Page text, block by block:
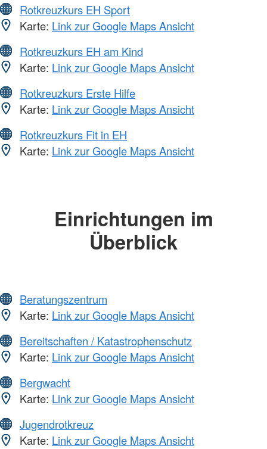
Rotkreuzkurs EH Sport
Karte: Link zur Google Maps Ansicht
Rotkreuzkurs EH am Kind
Karte: Link zur Google Maps Ansicht
Rotkreuzkurs Erste Hilfe
Karte: Link zur Google Maps Ansicht
Rotkreuzkurs Fit in EH
Karte: Link zur Google Maps Ansicht
Einrichtungen im
Überblick
Beratungszentrum
Karte: Link zur Google Maps Ansicht
Bereitschaften / Katastrophenschutz
Karte: Link zur Google Maps Ansicht
Bergwacht
Karte: Link zur Google Maps Ansicht
Jugendrotkreuz
Karte: Link zur Google Maps Ansicht